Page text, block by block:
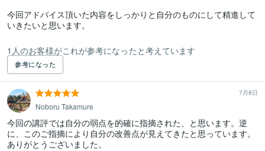
今回アドバイス頂いた内容をしっかりと自分のものにして精進して
いきたいと思います。
1人のお客様がこれが参考になったと考えています
参考になった
7月8日
Noboru Takamure
今回の講評では自分の弱点を的確に指摘された、と思います。逆
に、このご指摘により自分の改善点が見えてきたと思っています。
ありがとうございました。